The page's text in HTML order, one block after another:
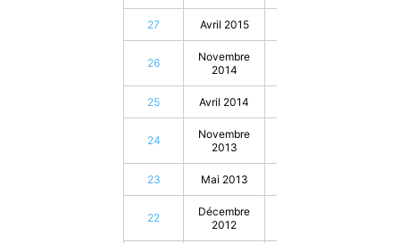
27 Avril 2015
26
Novembre
2014
25 Avril 2014
24
Novembre
2013
23 Mai 2013
22
Décembre
2012